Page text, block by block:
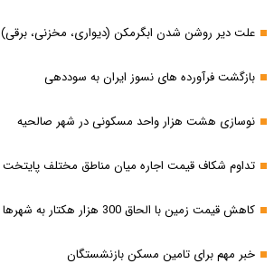
علت دیر روشن شدن ابگرمکن (دیواری، مخزنی، برقی)
بازگشت فرآورده های نسوز ایران به سوددهی
نوسازی هشت هزار واحد مسکونی در شهر صالحیه
تداوم شکاف قیمت اجاره میان مناطق مختلف پایتخت
کاهش قیمت زمین با الحاق 300 هزار هکتار به شهرها
خبر مهم برای تامین مسکن بازنشستگان